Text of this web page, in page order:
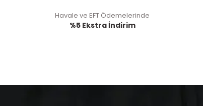
Havale ve EFT Ödemelerinde
%5 Ekstra İndirim